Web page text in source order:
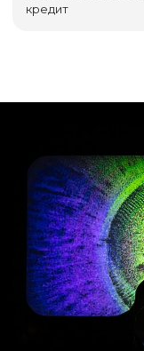
кредит